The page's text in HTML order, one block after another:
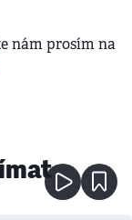
nám prosím na